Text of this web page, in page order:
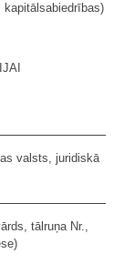
kapitālsabiedrības)
valsts, juridiskā
tālruņa Nr.,